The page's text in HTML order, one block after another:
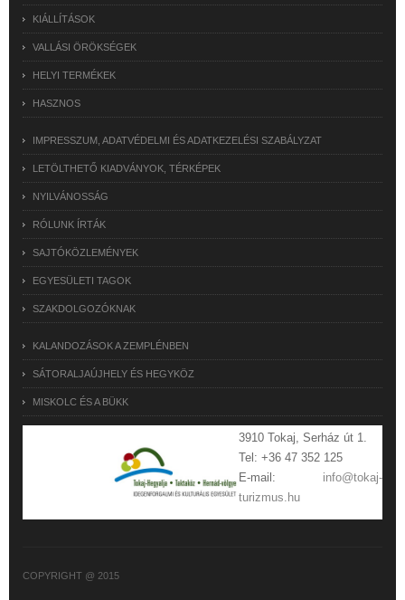
KIÁLLÍTÁSOK
VALLÁSI ÖRÖKSÉGEK
HELYI TERMÉKEK
HASZNOS
IMPRESSZUM, ADATVÉDELMI ÉS ADATKEZELÉSI SZABÁLYZAT
LETÖLTHETŐ KIADVÁNYOK, TÉRKÉPEK
NYILVÁNOSSÁG
RÓLUNK ÍRTÁK
SAJTÓKÖZLEMÉNYEK
EGYESÜLETI TAGOK
SZAKDOLGOZÓKNAK
KALANDOZÁSOK A ZEMPLÉNBEN
SÁTORALJAÚJHELY ÉS HEGYKÖZ
MISKOLC ÉS A BÜKK
3910 Tokaj, Serház út 1.
Tel: +36 47 352 125
E-mail: info@tokaj-
turizmus.hu
COPYRIGHT @ 2015